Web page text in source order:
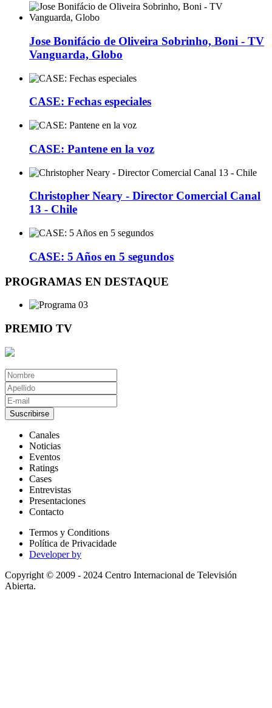
Jose Bonifácio de Oliveira Sobrinho, Boni - TV
Vanguarda, Globo
CASE: Fechas especiales
CASE: Pantene en la voz
Christopher Neary - Director Comercial Canal
13 - Chile
CASE: 5 Años en 5 segundos
PROGRAMAS EN DESTAQUE
PREMIO TV
Suscribirse
Canales
Noticias
Eventos
Ratings
Cases
Entrevistas
Presentaciones
Contacto
Termos y Conditions
Política de Privacidade
Developer by
Copyright © 2009 - 2024 Centro Internacional de Televisión
Abierta.